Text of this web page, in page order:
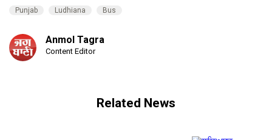
Punjab Ludhiana Bus
Anmol Tagra
Content Editor
Related News